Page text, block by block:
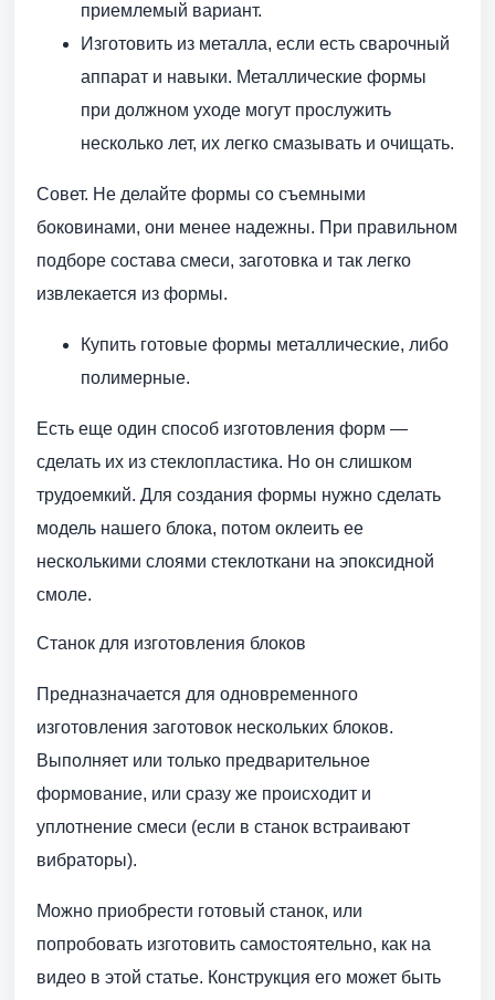
приемлемый вариант.
Изготовить из металла, если есть сварочный
аппарат и навыки. Металлические формы
при должном уходе могут прослужить
несколько лет, их легко смазывать и очищать.
Совет. Не делайте формы со съемными
боковинами, они менее надежны. При правильном
подборе состава смеси, заготовка и так легко
извлекается из формы.
Купить готовые формы металлические, либо
полимерные.
Есть еще один способ изготовления форм —
сделать их из стеклопластика. Но он слишком
трудоемкий. Для создания формы нужно сделать
модель нашего блока, потом оклеить ее
несколькими слоями стеклоткани на эпоксидной
смоле.
Станок для изготовления блоков
Предназначается для одновременного
изготовления заготовок нескольких блоков.
Выполняет или только предварительное
формование, или сразу же происходит и
уплотнение смеси (если в станок встраивают
вибраторы).
Можно приобрести готовый станок, или
попробовать изготовить самостоятельно, как на
видео в этой статье. Конструкция его может быть